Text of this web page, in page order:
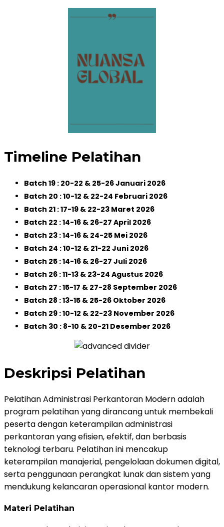
Timeline Pelatihan
Batch 19 : 20-22 & 25-26 Januari 2026
Batch 20 : 10-12 & 22-24 Februari 2026
Batch 21 : 17-19 & 22-23 Maret 2026
Batch 22 : 14-16 & 26-27 April 2026
Batch 23 : 14-16 & 24-25 Mei 2026
Batch 24 : 10-12 & 21-22 Juni 2026
Batch 25 : 14-16 & 26-27 Juli 2026
Batch 26 : 11-13 & 23-24 Agustus 2026
Batch 27 : 15-17 & 27-28 September 2026
Batch 28 : 13-15 & 25-26 Oktober 2026
Batch 29 : 10-12 & 22-23 November 2026
Batch 30 : 8-10 & 20-21 Desember 2026
Deskripsi Pelatihan
Pelatihan Administrasi Perkantoran Modern adalah
program pelatihan yang dirancang untuk membekali
peserta dengan keterampilan administrasi
perkantoran yang efisien, efektif, dan berbasis
teknologi terbaru. Pelatihan ini mencakup
keterampilan manajerial, pengelolaan dokumen digital,
serta penggunaan perangkat lunak dan sistem yang
mendukung kelancaran operasional kantor modern.
Materi Pelatihan